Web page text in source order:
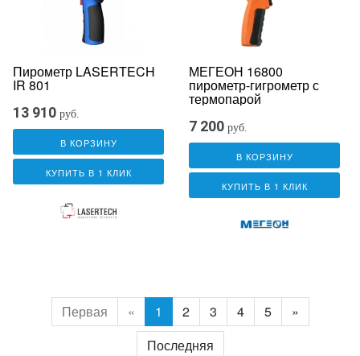
Пирометр LASERTECH
IR 801
13 910 руб.
В КОРЗИНУ
КУПИТЬ В 1 КЛИК
МЕГЕОН 16800
пирометр-гигрометр с
термопарой
7 200 руб.
В КОРЗИНУ
КУПИТЬ В 1 КЛИК
Первая « 1 2 3 4 5
»
Последняя